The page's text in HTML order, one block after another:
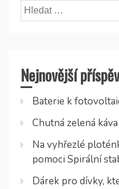
Vyhledávání
Nejnovější
Baterie k
Chutná zelená káva
Na vyhřezlé
pomoci Spirální
Dárek pro dívky,